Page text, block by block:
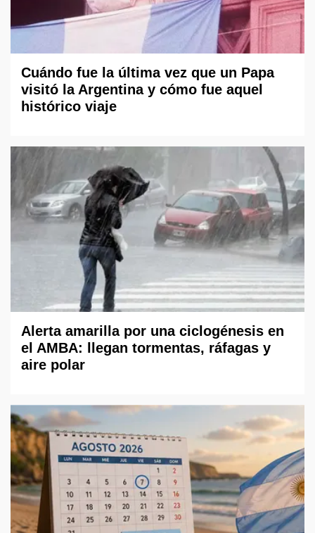
Cuándo fue la última vez que un Papa
visitó la Argentina y cómo fue aquel
histórico viaje
Alerta amarilla por una ciclogénesis en
el AMBA: llegan tormentas, ráfagas y
aire polar